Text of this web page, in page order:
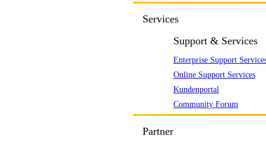
Services
Support & Services
Enterprise Support
Online Support Services
Kundenportal
Community Forum
Partner